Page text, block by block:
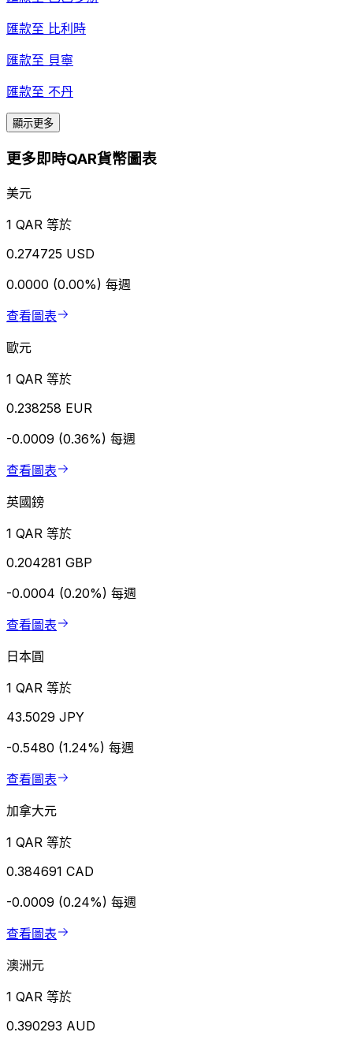
匯款至 比利時
匯款至 貝寧
匯款至 不丹
顯示更多
更多即時QAR貨幣圖表
美元
1 QAR 等於
0.274725 USD
0.0000 (0.00%) 每週
查看圖表
歐元
1 QAR 等於
0.238258 EUR
-0.0009 (0.36%) 每週
查看圖表
英國鎊
1 QAR 等於
0.204281 GBP
-0.0004 (0.20%) 每週
查看圖表
日本圓
1 QAR 等於
43.5029 JPY
-0.5480 (1.24%) 每週
查看圖表
加拿大元
1 QAR 等於
0.384691 CAD
-0.0009 (0.24%) 每週
查看圖表
澳洲元
1 QAR 等於
0.390293 AUD